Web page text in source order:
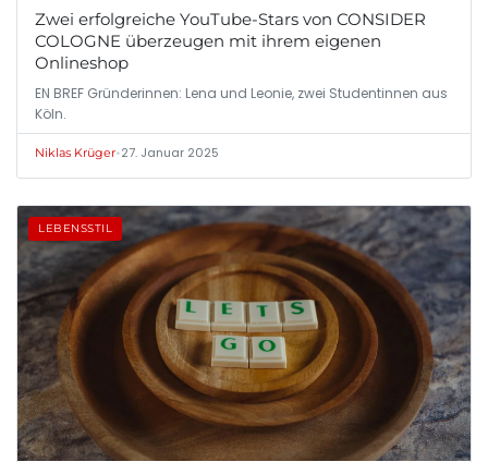
Zwei erfolgreiche YouTube-Stars von CONSIDER
COLOGNE überzeugen mit ihrem eigenen
Onlineshop
EN BREF Gründerinnen: Lena und Leonie, zwei Studentinnen aus
Köln.
Niklas Krüger•27. Januar 2025
LEBENSSTIL